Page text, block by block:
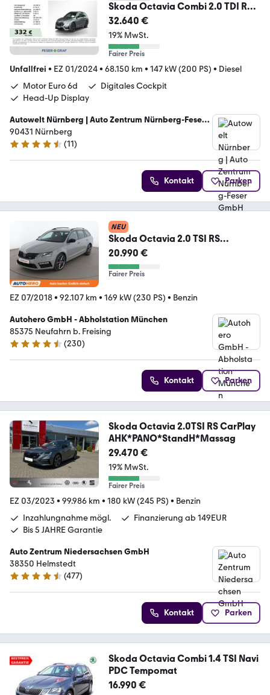
Skoda Octavia Combi 2.0 TDI RS
DSG LED/Kamera/Pano
32.640 €
19% MwSt.
Fairer Preis
Unfallfrei • EZ 01/2024• 68.150 km • 147 kW (200 PS) • Diesel
Motor Euro 6d
Digitales Cockpit
Head-Up Display
Autowelt Nürnberg | Auto Zentrum Nürnberg-Feser
GmbH
90431 Nürnberg
4.7 Sterne
(11)
Kontakt Parken
NEU
Skoda Octavia 2.0 TSI RS
Aut*NAVI*LED*ACC*CAM*PDC*S
HZ*
20.990 €
Fairer Preis
EZ 07/2018• 92.107 km • 169 kW (230 PS) • Benzin
Autohero GmbH - Abholstation München
85375 Neufahrn b. Freising
4.4 Sterne
(230)
Kontakt Parken
Skoda Octavia 2.0TSI RS CarPlay
AHK*PANO*StandH*Massag
29.470 €
19% MwSt.
Fairer Preis
EZ 03/2023 • 99.986 km • 180 kW (245 PS) • Benzin
Inzahlungnahme mögl.
Finanzierung ab 149EUR
Bis 5 JAHRE Garantie
Auto Zentrum Niedersachsen GmbH
38350 Helmstedt
4.5 Sterne
(477)
Kontakt Parken
Skoda Octavia Combi 1.4 TSI Navi
PDC Tempomat
16.990 €